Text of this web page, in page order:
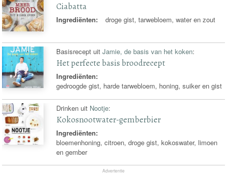
Ciabatta
Ingrediënten: droge gist, tarwebloem, water en zout
Basisrecept uitJamie, de basis van het koken:
Het perfecte basis broodrecept
Ingrediënten:
gedroogde gist, harde tarwebloem, honing, suiker en gist
Drinken uit Nootje:
Kokosnootwater-gemberbier
Ingrediënten:
bloemenhoning, citroen, droge gist, kokoswater, limoen
en gember
Advertentie